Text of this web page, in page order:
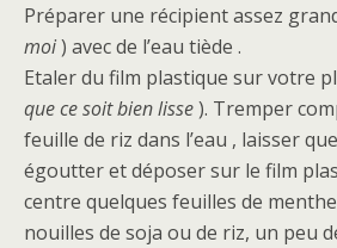
Préparer une récipient assez
moi) avec de l’eau tiède .
Etaler du film plastique sur votre
que ce soit bien lisse). Tremper
feuille de riz dans l’eau , laisser
égoutter et déposer sur le film
centre quelques feuilles de
nouilles de soja ou de riz, un peu